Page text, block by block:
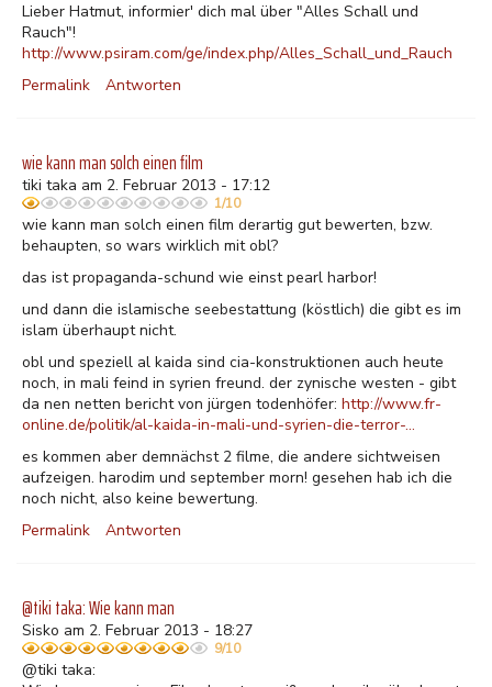
Lieber Hatmut, informier' dich mal über "Alles Schall und
Rauch"!
http://www.psiram.com/ge/index.php/Alles_Schall_und_Rauch
Permalink
Antworten
wie kann man solch einen film
tiki taka am 2. Februar 2013 - 17:12
1/10
wie kann man solch einen film derartig gut bewerten, bzw.
behaupten, so wars wirklich mit obl?
das ist propaganda-schund wie einst pearl harbor!
und dann die islamische seebestattung (köstlich) die gibt es im
islam überhaupt nicht.
obl und speziell al kaida sind cia-konstruktionen auch heute
noch, in mali feind in syrien freund. der zynische westen - gibt
da nen netten bericht von jürgen todenhöfer: http://www.fr-
online.de/politik/al-kaida-in-mali-und-syrien-die-terror-…
es kommen aber demnächst 2 filme, die andere sichtweisen
aufzeigen. harodim und september morn! gesehen hab ich die
noch nicht, also keine bewertung.
Permalink
Antworten
@tiki taka: Wie kann man
Sisko am 2. Februar 2013 - 18:27
9/10
@tiki taka: